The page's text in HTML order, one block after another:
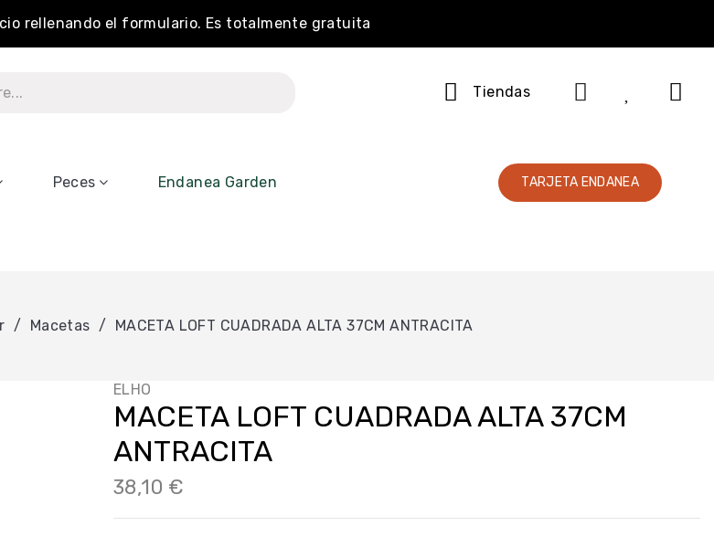
rellenando el formulario. Es totalmente gratuita
Tiendas
Peces Endanea Garden TARJETA ENDANEA
Macetas MACETA LOFT CUADRADA ALTA 37CM ANTRACITA
ELHO
MACETA LOFT CUADRADA ALTA 37CM
ANTRACITA
38,10 €